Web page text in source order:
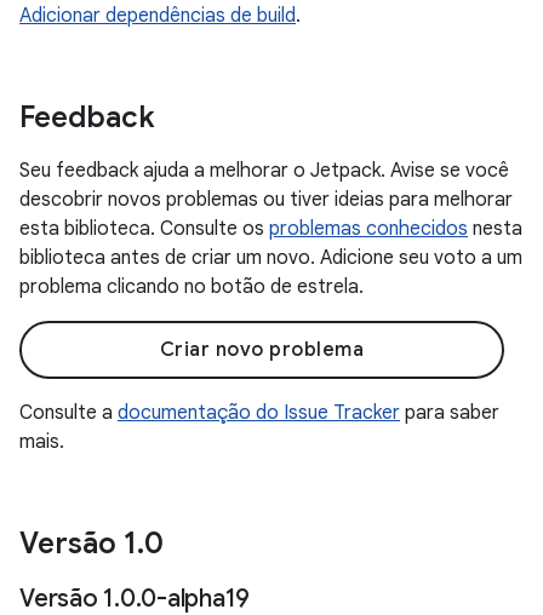
Adicionar dependências de build.
Feedback
Seu feedback ajuda a melhorar o Jetpack. Avise se você
descobrir novos problemas ou tiver ideias para melhorar
esta biblioteca. Consulte os problemas conhecidos nesta
biblioteca antes de criar um novo. Adicione seu voto a um
problema clicando no botão de estrela.
Criar novo problema
Consulte a documentação do Issue Tracker para saber
mais.
Versão 1.0
Versão 1.0.0-alpha19